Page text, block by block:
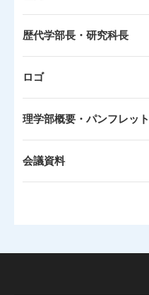
歴代学部長・研究科長
ロゴ
理学部概要・パンフレット
会議資料